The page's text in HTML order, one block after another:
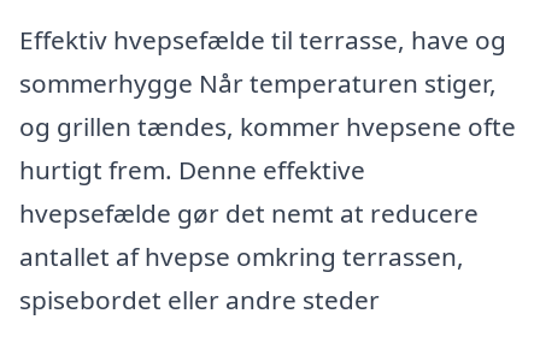
Effektiv hvepsefælde til terrasse, have og
sommerhygge Når temperaturen stiger,
og grillen tændes, kommer hvepsene ofte
hurtigt frem. Denne effektive
hvepsefælde gør det nemt at reducere
antallet af hvepse omkring terrassen,
spisebordet eller andre steder